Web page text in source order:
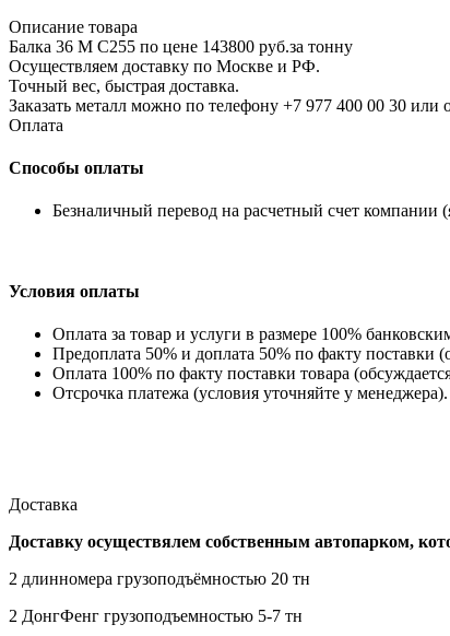
Описание товара
Балка 36 М С255 по цене 143800 руб.за тонну
Осуществляем доставку по Москве и РФ.
Точный вес, быстрая доставка.
Заказать металл можно по телефону +7 977 400 00 30 или
Оплата
Способы оплаты
Безналичный перевод на расчетный счет
Условия оплаты
Оплата за товар и услуги в размере 100%
Предоплата 50% и доплата 50% по факту поставки
Оплата 100% по факту поставки товара
Отсрочка платежа (условия уточняйте у менеджера).
Доставка
Доставку осуществялем собственным автопарком,
2 длинномера грузоподъёмностью 20 тн
2 ДонгФенг грузоподъемностью 5-7 тн